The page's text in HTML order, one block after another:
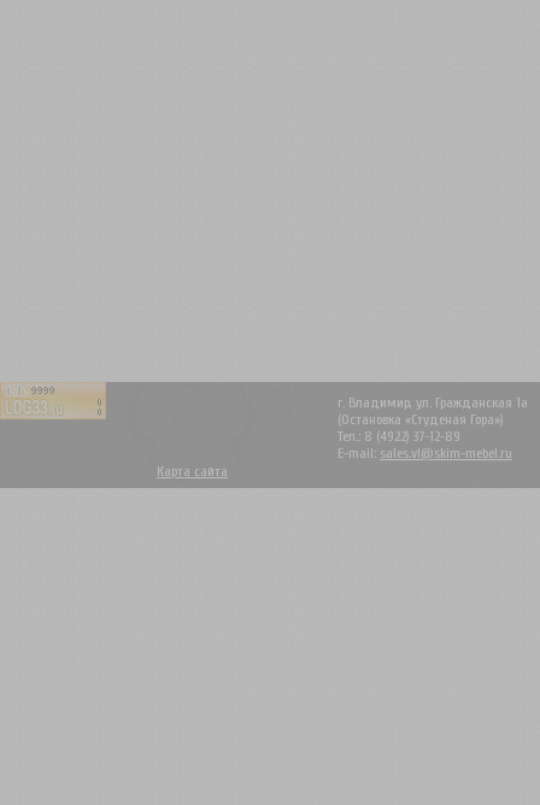
Карта сайта
г. Владимир, ул. Гражданская 1а
(Остановка «Студеная Гора»)
Тел.: 8 (4922) 37-12-89
E-mail: sales.vl@skim-mebel.ru